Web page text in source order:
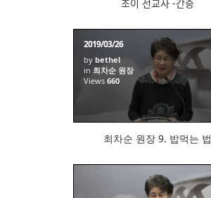
조이 선교사 -간증
2019/03/26
bybethel
in 최차순 원장
Views660
최차순 원장 9. 밥먹는 법